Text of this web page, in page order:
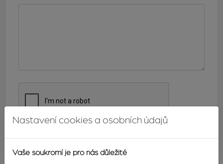
Nastavení cookies a osobních údajů
Vaše soukromí je pro nás důležité